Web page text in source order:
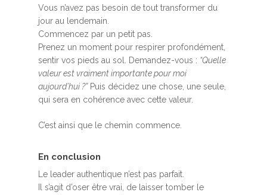
Vous n’avez pas besoin de tout transformer du
jour au lendemain.
Commencez par un petit pas.
Prenez un moment pour respirer profondément,
sentir vos pieds au sol. Demandez-vous : “Quelle
valeur est vraiment importante pour moi
aujourd’hui ?”Puis décidez une chose, une seule,
qui sera en cohérence avec cette valeur.
C’est ainsi que le chemin commence.
En conclusion
Le leader authentique n’est pas parfait.
Il s’agit d’oser être vrai, de laisser tomber le